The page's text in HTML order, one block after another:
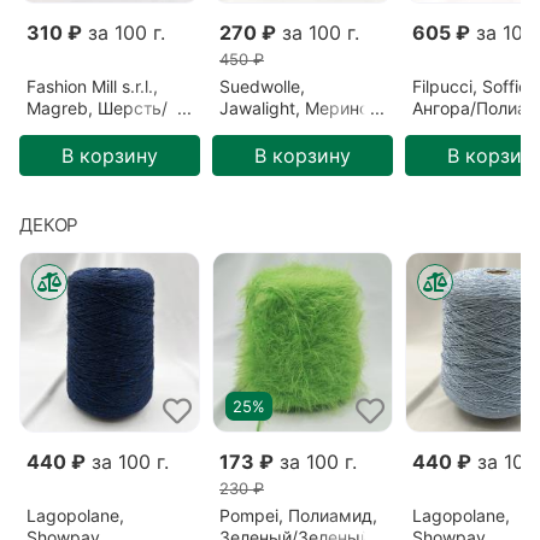
310 ₽ за 100 г.
Fashion Mill s.r.l.,
Magreb, Шерсть/
Розовый/Ягода
(26640)
В корзину
270 ₽ за 100 г.
450 ₽
Suedwolle,
Jawalight, Меринос,
(S6F72809)
В корзину
605 ₽ за 100
Filpucci, Soffio,
Ангора/
(213)В
ДЕКОР
440 ₽ за 100 г.
Lagopolane,
25%
173 ₽ за 100 г.
230 ₽
Pompei, Полиамид,
440 ₽ за 100
Lagopolane,